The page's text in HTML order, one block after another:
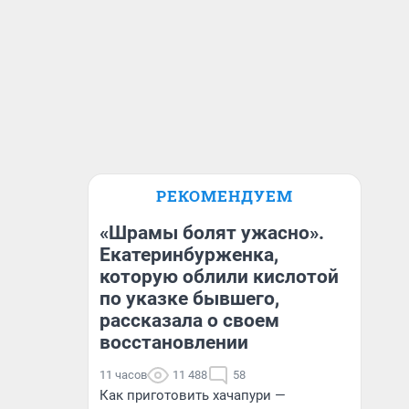
РЕКОМЕНДУЕМ
«Шрамы болят ужасно».
Екатеринбурженка,
которую облили кислотой
по указке бывшего,
рассказала о своем
восстановлении
11 часов 11 488 58
Как приготовить хачапури —